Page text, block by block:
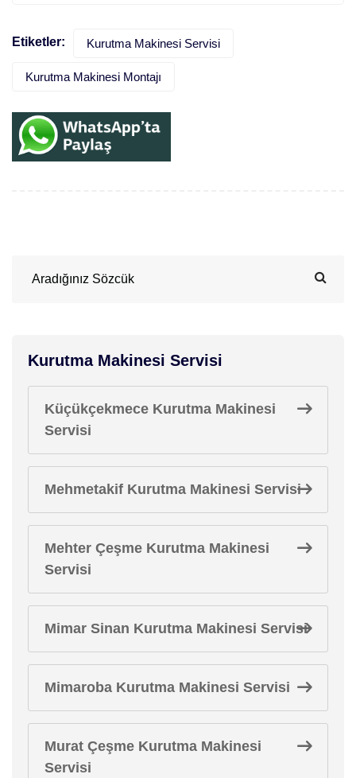
Etiketler: Kurutma Makinesi Servisi
Kurutma Makinesi Montajı
Kurutma Makinesi Servisi
Küçükçekmece Kurutma Makinesi
Servisi
Mehmetakif Kurutma Makinesi Servisi
Mehter Çeşme Kurutma Makinesi
Servisi
Mimar Sinan Kurutma Makinesi Servisi
Mimaroba Kurutma Makinesi Servisi
Murat Çeşme Kurutma Makinesi
Servisi